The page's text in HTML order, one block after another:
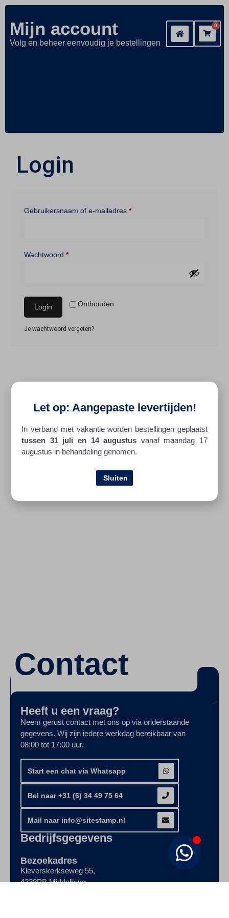
Mijn account
Volg en beheer eenvoudig je bestellingen
Login
Gebruikersnaam of e-mailadres*
Wachtwoord*
Onthouden
Login
Je wachtwoord vergeten?
Contact
Heeft u een vraag?
Neem gerust contact met ons op via onderstaande
gegevens. Wij zijn iedere werkdag bereikbaar van
08:00 tot 17:00 uur.
Start een chat via Whatsapp
Bel naar +31 (6) 34 49 75 64
Mail naar info@sitestamp.nl
Bedrijfsgegevens
Bezoekadres
Kleverskerkseweg 55,
4338PB Middelburg
0
Let op: Aangepaste levertijden!
In verband met vakantie worden bestellingen geplaatst
tussen 31 juli en 14 augustus vanaf maandag 17
augustus in behandeling genomen.
Sluiten